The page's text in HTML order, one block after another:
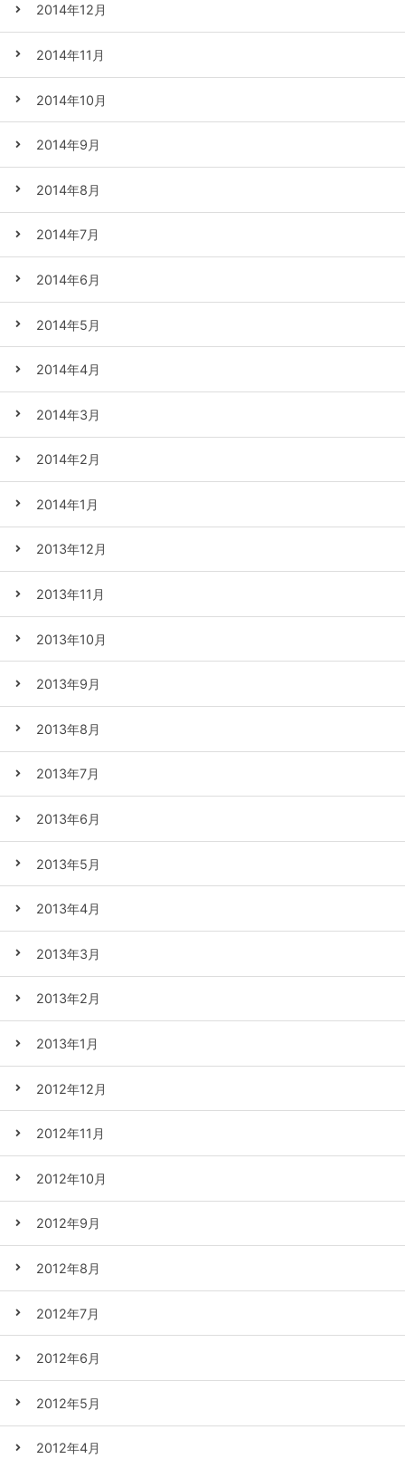
2014年12月
2014年11月
2014年10月
2014年9月
2014年8月
2014年7月
2014年6月
2014年5月
2014年4月
2014年3月
2014年2月
2014年1月
2013年12月
2013年11月
2013年10月
2013年9月
2013年8月
2013年7月
2013年6月
2013年5月
2013年4月
2013年3月
2013年2月
2013年1月
2012年12月
2012年11月
2012年10月
2012年9月
2012年8月
2012年7月
2012年6月
2012年5月
2012年4月